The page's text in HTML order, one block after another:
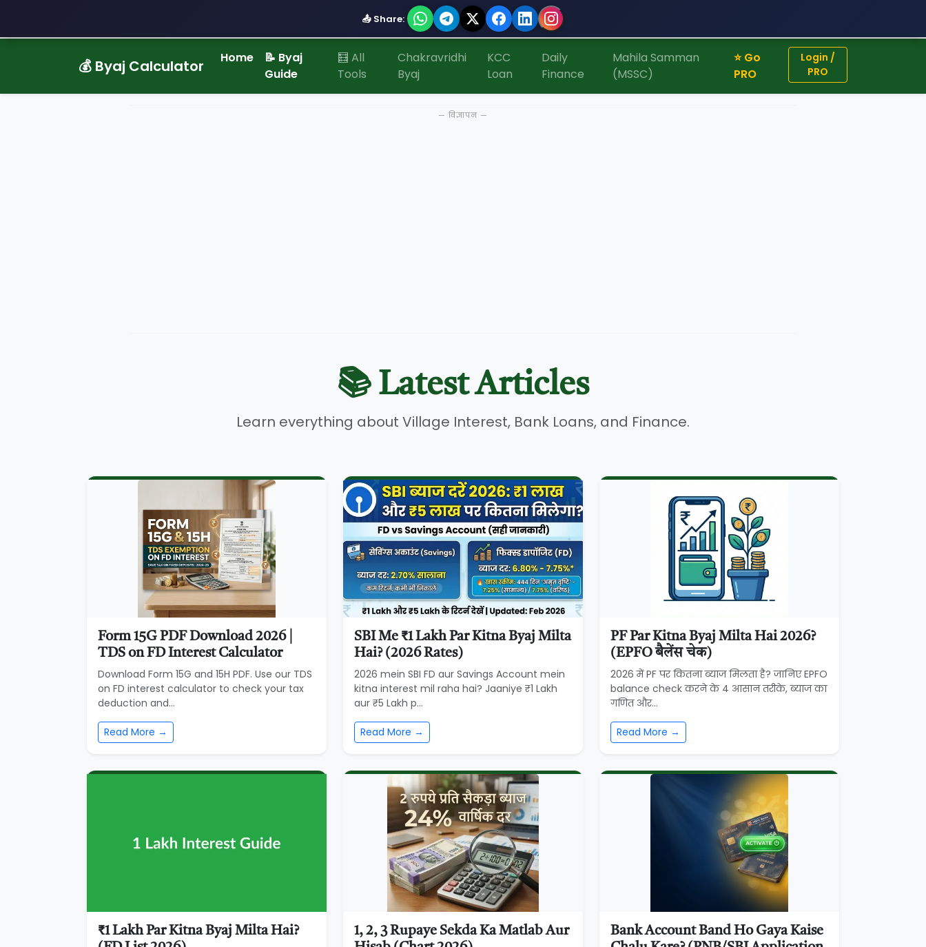
💰 Byaj Calculator Home
📝 Byaj
Guide
🧮 All
Tools
Chakravridhi
Byaj
KCC
Loan
Daily
Finance
Mahila Samman
(MSSC)
⭐ Go
PRO
Login /
PRO
— विज्ञापन —
📤 Share:
📚 Latest Articles
Learn everything about Village Interest, Bank Loans, and Finance.
Form 15G PDF Download 2026 |
TDS on FD Interest Calculator
Download Form 15G and 15H PDF. Use our TDS
on FD interest calculator to check your tax
deduction and...
Read More →
SBI Me ₹1 Lakh Par Kitna Byaj Milta
Hai? (2026 Rates)
2026 mein SBI FD aur Savings Account mein
kitna interest mil raha hai? Jaaniye ₹1 Lakh
aur ₹5 Lakh p...
Read More →
PF Par Kitna Byaj Milta Hai 2026?
(EPFO बैलेंस चेक)
2026 में PF पर कितना ब्याज मिलता है? जानिए EPFO
balance check करने के 4 आसान तरीके, ब्याज का
गणित और...
Read More →
₹1 Lakh Par Kitna Byaj Milta Hai?
1, 2, 3 Rupaye Sekda Ka Matlab Aur
Bank Account Band Ho Gaya Kaise